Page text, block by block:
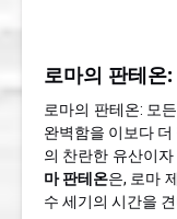
로마의 판테온
로마의 판테온: 모
완벽함을 이보다
의 찬란한 유산이자
마 판테온은, 로마
수 세기의 시간을